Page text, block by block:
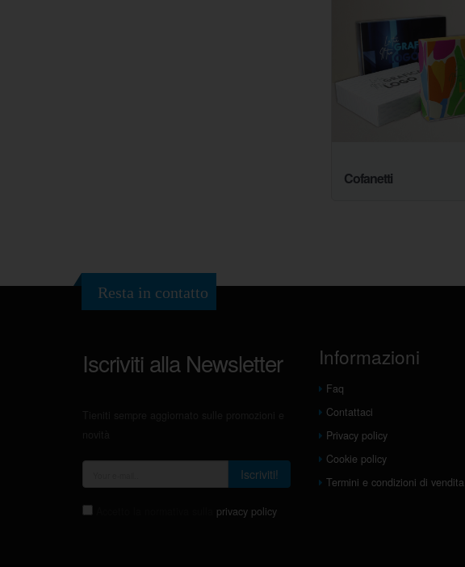
Cofanetti
Resta in contatto
Iscriviti alla Newsletter
Iscriviti!
privacy policy
Informazioni
Faq
Contattaci
Privacy policy
Cookie policy
Termini e condizioni di vendita